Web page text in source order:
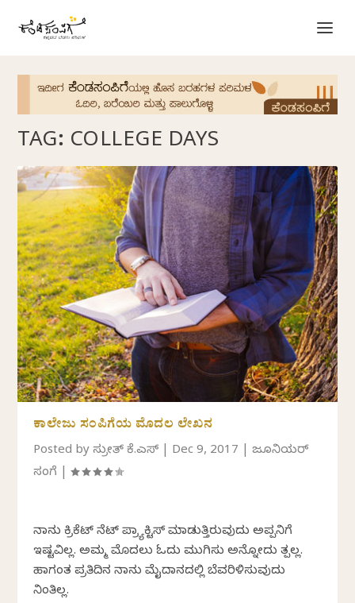
TAG: COLLEGE DAYS
ಕಾಲೇಜು ಸಂಪಿಗೆಯ ಮೊದಲ ಲೇಖನ
Posted byಸುಪ್ರೀತ್ ಕೆ.ಎಸ್ Dec 9, 2017 |ಜೂನಿಯರ್
ಸಂಪಿಗೆ |
ನಾನು ಕ್ರಿಕೆಟ್ ನೆಟ್ ಪ್ರ್ಯಾಕ್ಟಿಸ್ ಮಾಡುತ್ತಿರುವುದು ಅಪ್ಪನಿಗೆ
ಇಷ್ಟವಿಲ್ಲ. ಅಮ್ಮ ಮೊದಲು ಓದು ಮುಗಿಸು ಅನ್ನೋದು ತಪ್ಪಿಲ್ಲ.
ಹಾಗಂತ ಪ್ರತಿದಿನ ನಾನು ಮೈದಾನದಲ್ಲಿ ಬೆವರಿಳಿಸುವುದು
ನಿಂತಿಲ್ಲ.